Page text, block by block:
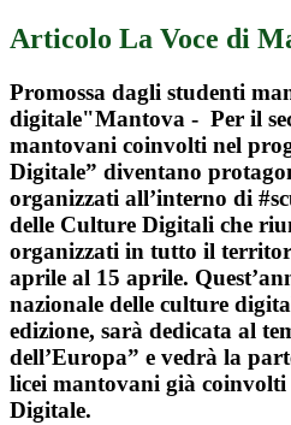
Articolo La Voce di
Promossa dagli studenti
digitale"Mantova - Per il
mantovani coinvolti nel
Digitale” diventano
organizzati all’interno di
delle Culture Digitali che
organizzati in tutto il
aprile al 15 aprile.
nazionale delle culture
edizione, sarà dedicata al
dell’Europa” e vedrà la
licei mantovani già
Digitale.